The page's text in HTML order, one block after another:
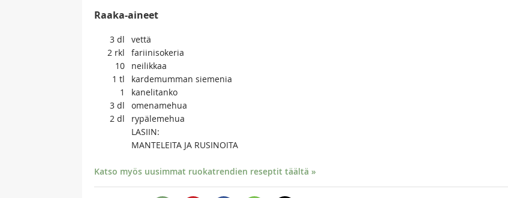
Raaka-aineet
3 dl
vettä
2 rkl
fariinisokeria
10
neilikkaa
1 tl
kardemumman siemenia
1
kanelitanko
3 dl
omenamehua
2 dl
rypälemehua
LASIIN:
MANTELEITA JA RUSINOITA
Katso myös uusimmat ruokatrendien reseptit täältä »